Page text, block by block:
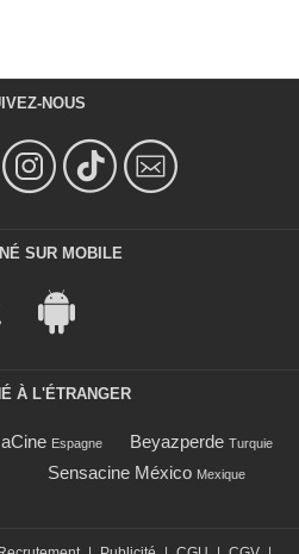
NOUS
SUR MOBILE
À L'ÉTRANGER
Espagne Beyazperde Turquie
Sensacine México Mexique